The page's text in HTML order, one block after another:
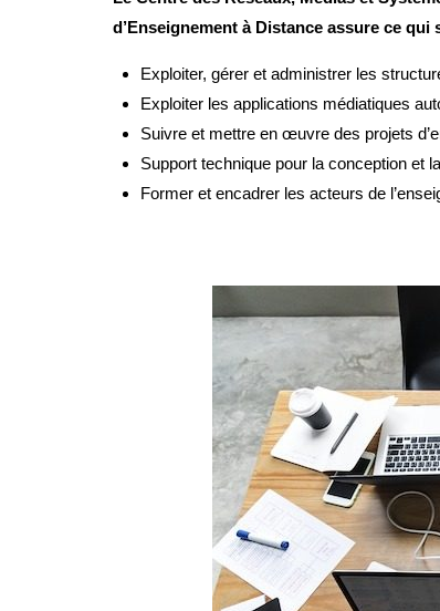
d’Enseignement à Distance assure ce qui
Exploiter, gérer et administrer les
Exploiter les applications médiatiques
Suivre et mettre en œuvre des projets
Support technique pour la conception et
Former et encadrer les acteurs de